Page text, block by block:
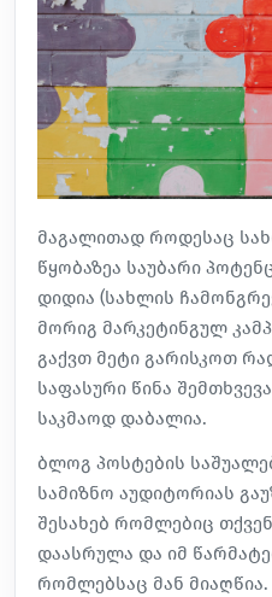
მაგალითად როდესაც
წყობაზეა საუბარი
დიდია (სახლის
მორიგ მარკეტინგულ
გაქვთ მეტი გარისკოთ
საფასური წინა
საკმაოდ დაბალია.
ბლოგ პოსტების
სამიზნო აუდიტორიას
შესახებ რომლებიც
დაასრულა და იმ
რომლებსაც მან მიაღწია.